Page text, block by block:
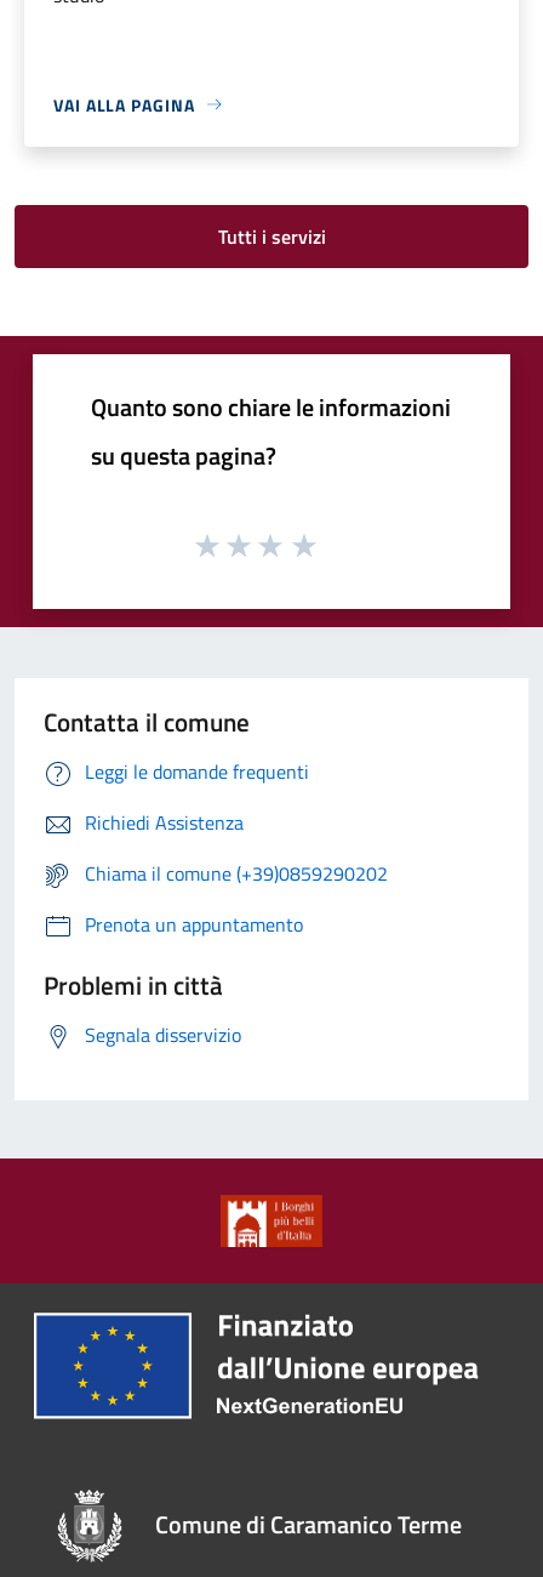
VAI ALLA PAGINA
Tutti i servizi
Quanto sono chiare le informazioni
su questa pagina?
Contatta il comune
Leggi le domande frequenti
Richiedi Assistenza
Chiama il comune (+39)0859290202
Prenota un appuntamento
Problemi in città
Segnala disservizio
Comune di Caramanico Terme